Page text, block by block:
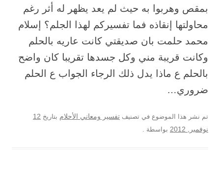
بمقص وهربوا به حيث لم يعد يظهر له أثر رغم
محاولتها إنقاذه فما تفسيركم لهذا الجلم؟ إسلام
محمد حلمت بان صديقتي كانت عاريه بالحلم
وكانت قريبة مني وكل جسدها تقريبا كان واضح
بالحلم ع ماذا يدل ذلك الرجاء الجواب ع الحلم
ضروري…
تم نشر هذا الموضوع في تصنيف تفسير ومعاني الأحلام بتاريخ 12
نوفمبر, 2012
بواسطة .